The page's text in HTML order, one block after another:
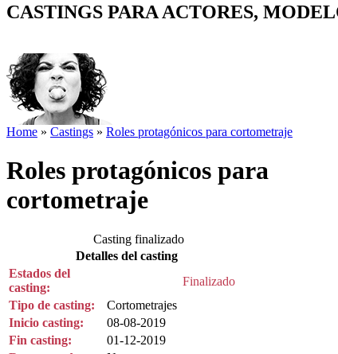
CASTINGS PARA ACTORES,
Home » Castings » Roles protagónicos para cortometraje
Roles protagónicos para
cortometraje
Casting finalizado
Detalles del casting
Estados del
casting:
Finalizado
Tipo de casting:
Cortometrajes
Inicio casting:
08-08-2019
Fin casting:
01-12-2019